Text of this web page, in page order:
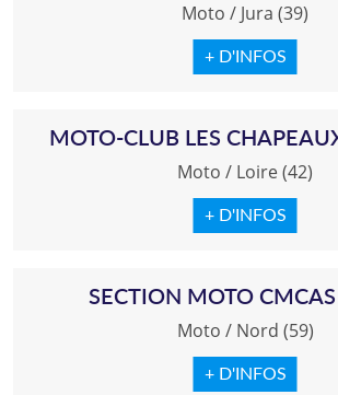
Moto / Jura (39)
+ D'INFOS
MOTO-CLUB LES
Moto / Loire (42)
+ D'INFOS
SECTION MOTO
Moto / Nord (59)
+ D'INFOS